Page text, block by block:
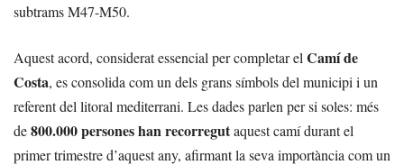
subtrams M47-M50.
Aquest acord, considerat essencial per completar el Camí de
Costa, es consolida com un dels grans símbols del municipi i un
referent del litoral mediterrani. Les dades parlen per si soles: més
de800.000 persones han recorregutaquest camí durant el
primer trimestre d’aquest any, afirmant la seva importància com un